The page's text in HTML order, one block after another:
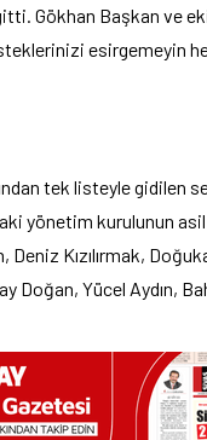
Gökhan Başkan ve
esirgemeyin
tek listeyle gidilen
yönetim kurulunun
Deniz Kızılırmak,
Yücel Aydın,